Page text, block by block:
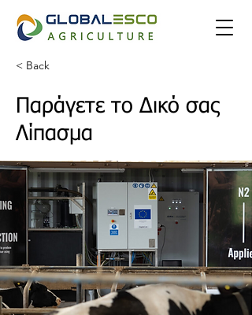
< Back
Παράγετε το Δικό σας
Λίπασμα